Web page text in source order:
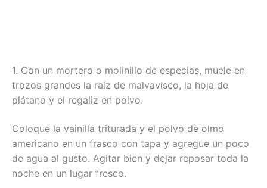
1. Con un mortero o molinillo de especias, muele en
trozos grandes la raíz de malvavisco, la hoja de
plátano y el regaliz en polvo.
Coloque la vainilla triturada y el polvo de olmo
americano en un frasco con tapa y agregue un poco
de agua al gusto. Agitar bien y dejar reposar toda la
noche en un lugar fresco.